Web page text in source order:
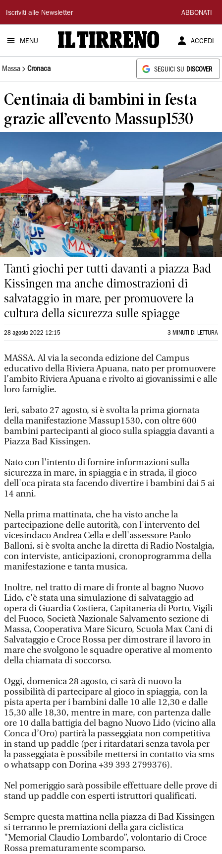
Il
Tirreno
Iscriviti alle Newsletter ABBONATI
MENU ACCEDI
Massa Cronaca SEGUICI SU DISCOVER
Centinaia di bambini in festa
grazie all’evento Massup1530
Tanti giochi per tutti davanti a piazza Bad
Kissingen ma anche dimostrazioni di
salvataggio in mare, per promuovere la
cultura della sicurezza sulle spiagge
28 agosto 2022 12:15 3 MINUTI DI LETTURA
MASSA. Al via la seconda edizione del Campus
educativo della Riviera Apuana, nato per promuovere
l’ambito Riviera Apuana e rivolto ai giovanissimi e alle
loro famiglie.
Ieri, sabato 27 agosto, si è svolta la prima giornata
della manifestazione Massup1530, con oltre 600
bambini partecipanti al gioco sulla spiaggia davanti a
Piazza Bad Kissingen.
Nato con l'intento di fornire informazioni sulla
sicurezza in mare, in spiaggia e in strada, il gioco
dell'oca pirata sta facendo divertire i bambini dai 5 ai
14 anni.
Nella prima mattinata, che ha visto anche la
partecipazione delle autorità, con l'intervento del
vicesindaco Andrea Cella e dell'assessore Paolo
Balloni, si è svolta anche la diretta di Radio Nostalgia,
con interviste, anticipazioni, cronoprogramma della
manifestazione e tanta musica.
Inoltre, nel tratto di mare di fronte al bagno Nuovo
Lido, c'è stata una simulazione di salvataggio ad
opera di Guardia Costiera, Capitaneria di Porto, Vigili
del Fuoco, Società Nazionale Salvamento sezione di
Massa, Cooperativa Mare Sicuro, Scuola Max Cani di
Salvataggio e Croce Rossa per dimostrare il lavoro in
mare che svolgono le squadre operative al momento
della chiamata di soccorso.
Oggi, domenica 28 agosto, ci sarà di nuovo la
possibilità di partecipare al gioco in spiaggia, con la
pista aperta per i bambini dalle 10 alle 12,30 e dalle
15,30 alle 18,30, mentre in mare, con partenza dalle
ore 10 dalla battigia del bagno Nuovo Lido (vicino alla
Conca d’Oro) partirà la passeggiata non competitiva
in stand up paddle (per i ritardatari senza tavola per
la passeggiata è possibile mettersi in contatto via sms
o whatsapp con Dorina +39 393 2799376).
Nel pomeriggio sarà possibile effettuare delle prove di
stand up paddle con esperti istruttori qualificati.
Sempre questa mattina nella piazza di Bad Kissingen
si terranno le premiazioni della gara ciclistica
"Memorial Claudio Lombardo”, volontario di Croce
Rossa prematuramente scomparso.